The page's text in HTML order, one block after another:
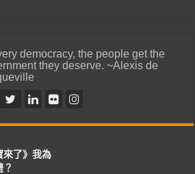
democracy, the people get the
they deserve. ~Alexis de
來了》我為